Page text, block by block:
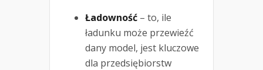
Ładowność – to, ile
ładunku może przewieźć
dany model, jest kluczowe
dla przedsiębiorstw